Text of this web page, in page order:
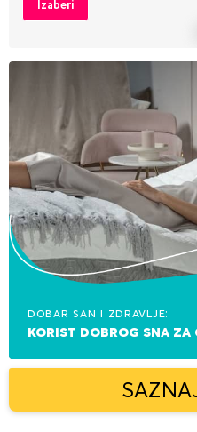
Izaberi
Dobar san i zdravlje:
korist dobrog sna za